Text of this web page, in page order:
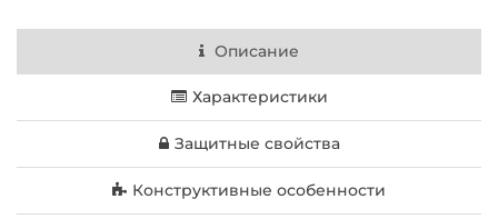
Описание
Характеристики
Защитные свойства
Конструктивные особенности